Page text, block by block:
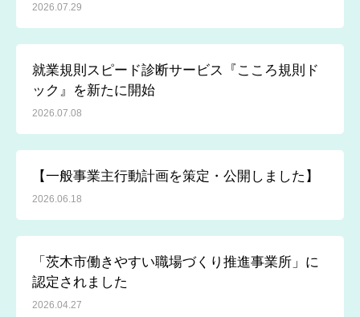
2026.07.29
就業規則スピード診断サービス『こころ規則ド
ック』を新たに開始
2026.07.08
【一般事業主行動計画を策定・公開しました】
2026.06.18
「茨木市働きやすい職場づくり推進事業所」に
認定されました
2026.04.27